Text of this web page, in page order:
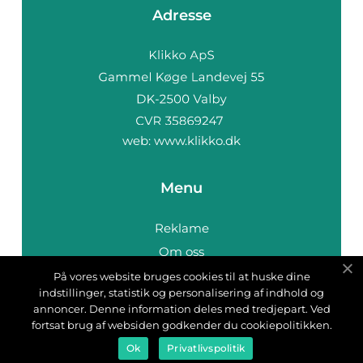
Adresse
web: www.klikko.dk
Menu
Reklame
Om oss
Cookies
Kontakt Oss
Sitemap
På vores website bruges cookies til at huske dine
indstillinger, statistik og personalisering af indhold og
annoncer. Denne information deles med tredjepart. Ved
fortsat brug af websiden godkender du cookiepolitikken.
Ok Privatlivspolitik